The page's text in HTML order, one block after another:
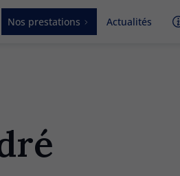
Nos prestations Actualités